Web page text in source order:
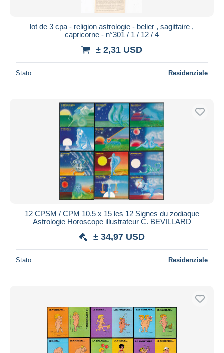
lot de 3 cpa - religion astrologie - belier , sagittaire ,
capricorne - n°301 / 1 / 12 / 4
± 2,31 USD
Stato Residenziale
12 CPSM / CPM 10.5 x 15 les 12 Signes du zodiaque
Astrologie Horoscope illustrateur C. BEVILLARD
± 34,97 USD
Stato Residenziale